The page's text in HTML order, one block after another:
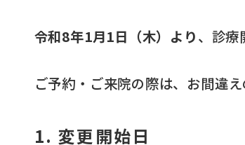
令和8年1月1日（木）より、診療
ご予約・ご来院の際は、お間違
1. 変更開始日